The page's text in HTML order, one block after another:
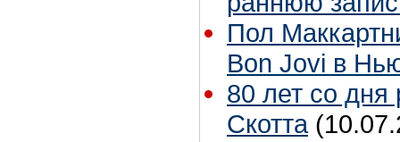
Пол
Bon Jovi в
80 лет со
Скотта